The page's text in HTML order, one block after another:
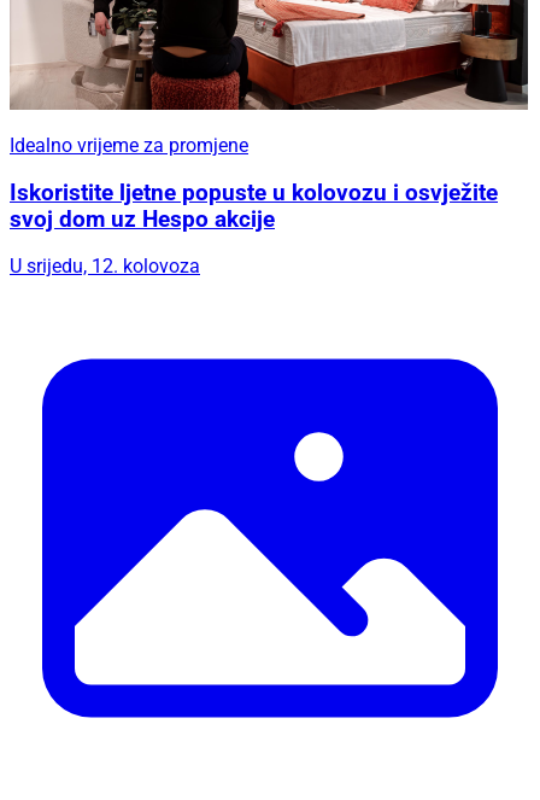
Idealno vrijeme za promjene
Iskoristite ljetne popuste u kolovozu i osvježite
svoj dom uz Hespo akcije
U srijedu, 12. kolovoza